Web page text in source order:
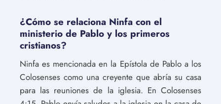
¿Cómo se relaciona Ninfa con el
ministerio de Pablo y los primeros
cristianos?
Ninfa es mencionada en la Epístola de Pablo a los
Colosenses como una creyente que abría su casa
para las reuniones de la iglesia. En Colosenses